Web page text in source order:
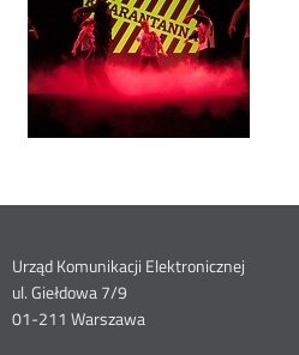
Dane
kontaktowe
Urząd Komunikacji Elektronicznej
ul. Giełdowa 7/9
01-211 Warszawa